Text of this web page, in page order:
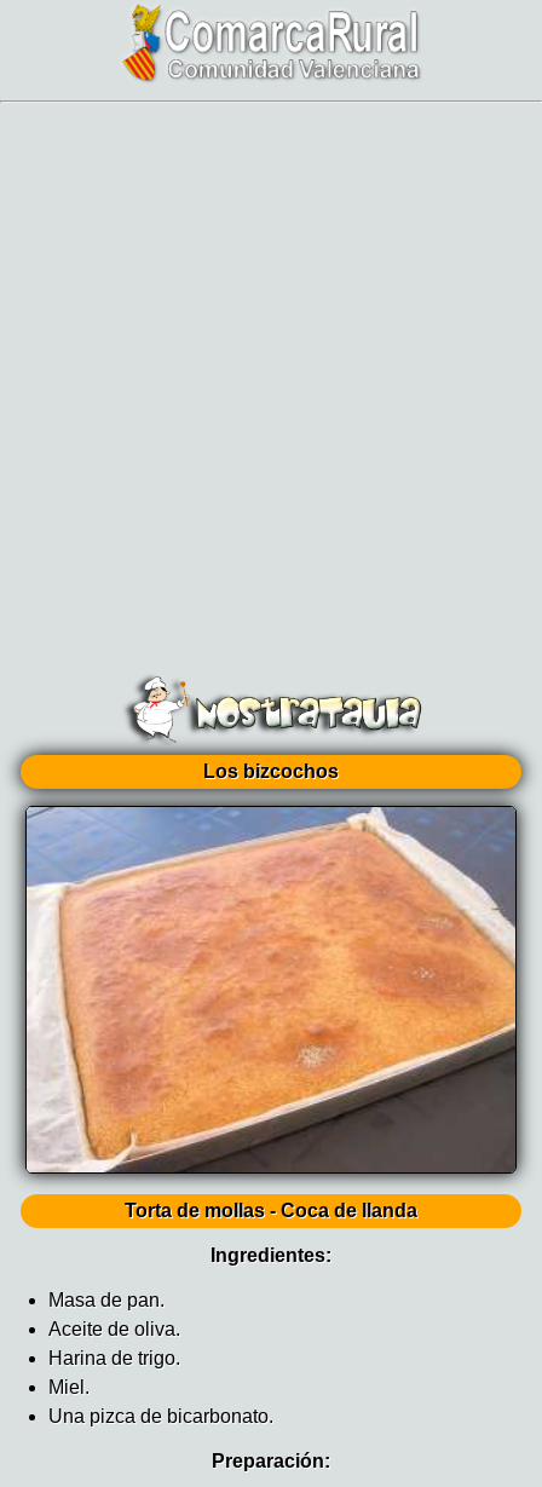
Los bizcochos
Torta de mollas - Coca de llanda
Ingredientes:
Masa de pan.
Aceite de oliva.
Harina de trigo.
Miel.
Una pizca de bicarbonato.
Preparación: